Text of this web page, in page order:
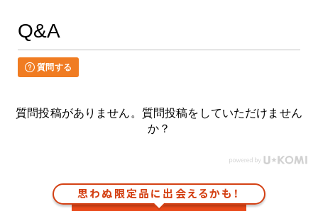
Q&A
質問する
質問投稿がありません。質問投稿をしていただけません
か？
思わぬ限定品に出会えるかも！